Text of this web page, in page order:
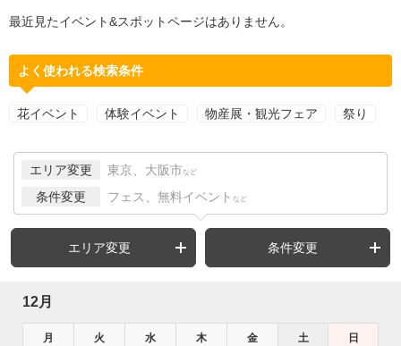
最近見たイベント&スポットページはありません。
よく使われる検索条件
花イベント 体験イベント 物産展・観光フェア 祭り
エリア変更 東京、大阪市 など
条件変更 フェス、無料イベント など
エリア変更 条件変更
12月
月 火 水 木 金 土 日